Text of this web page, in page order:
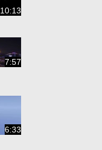
10:13
7:57
6:33